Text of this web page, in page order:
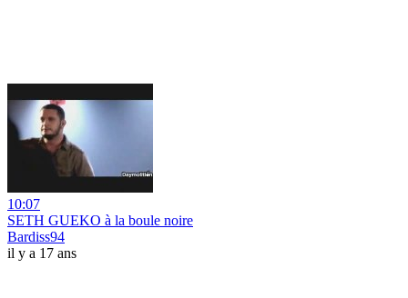
10:07
SETH GUEKO à la boule noire
Bardiss94
il y a 17 ans